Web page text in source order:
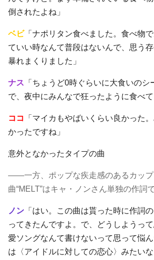
倒されたよね」
ベビ「ナポリタン食べました。食べ物
ていい時なんて普段はないんで、思う存
暴れまくりました」
ナス 「ちょうど0時ぐらいに大食いのシ
で、夜中にみんなで狂ったように食べて
ココ
「マイカもやばいくらい良かった
かったですね」
意外となかったタイプの曲
――一方、ポップな疾走感のあるカッ
曲“MELT”はキャ・ノンさん単独の作詞
ノン 「はい。この曲は貰った時に作詞
ってきたんですよ。で、どうしようっ
愛ソングなんて書けないって思って悩
は〈アイドルに対しての恋心〉みたい